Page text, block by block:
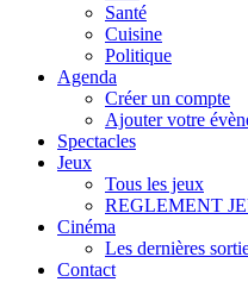
Santé
Cuisine
Politique
Agenda
Créer un compte
Ajouter votre
Spectacles
Jeux
Tous les jeux
REGLEMENT
Cinéma
Les dernières
Contact